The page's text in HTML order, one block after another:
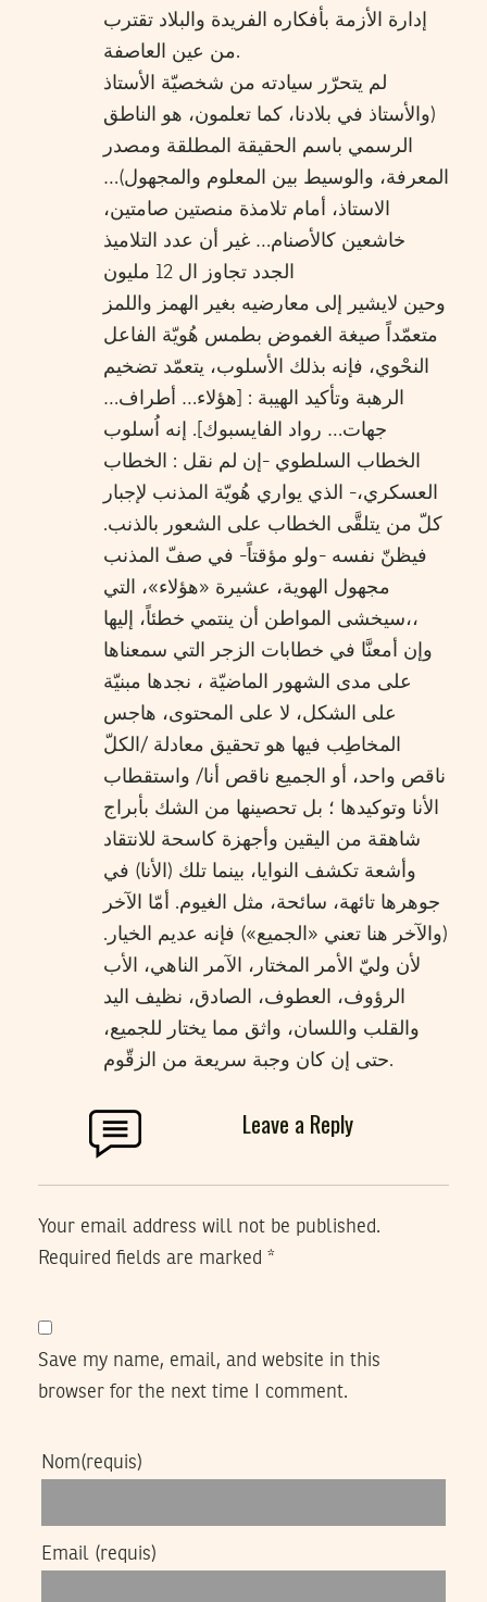
إدارة الأزمة بأفكاره الفريدة والبلاد تقترب
من عين العاصفة.
لم يتحرّر سيادته من شخصيّة الأستاذ
(والأستاذ في بلادنا، كما تعلمون، هو الناطق
الرسمي باسم الحقيقة المطلقة ومصدر
المعرفة، والوسيط بين المعلوم والمجهول)…
الاستاذ، أمام تلامذة منصتين صامتين،
خاشعين كالأصنام… غير أن عدد التلاميذ
الجدد تجاوز ال 12 مليون
وحين لايشير إلى معارضيه بغير الهمز واللمز
متعمّداً صيغة الغموض بطمس هُويّة الفاعل
النحْوي، فإنه بذلك الأسلوب، يتعمّد تضخيم
الرهبة وتأكيد الهيبة : [هؤلاء… أطراف…
جهات… رواد الفايسبوك]. إنه اُسلوب
الخطاب السلطوي -إن لم نقل : الخطاب
العسكري،- الذي يواري هُويّة المذنب لإجبار
كلّ من يتلقَّى الخطاب على الشعور بالذنب.
فيظنّ نفسه -ولو مؤقتاً- في صفّ المذنب
مجهول الهوية، عشيرة «هؤلاء»، التي
سيخشى المواطن أن ينتمي خطئاً، إليها،،
وإن أمعنَّا في خطابات الزجر التي سمعناها
على مدى الشهور الماضيّة ، نجدها مبنيّة
على الشكل، لا على المحتوى، هاجس
المخاطِب فيها هو تحقيق معادلة /الكلّ
ناقص واحد، أو الجميع ناقص أنا/ واستقطاب
الأنا وتوكيدها ؛ بل تحصينها من الشك بأبراج
شاهقة من اليقين وأجهزة كاسحة للانتقاد
وأشعة تكشف النوايا، بينما تلك (الأنا) في
جوهرها تائهة، سائحة، مثل الغيوم. أمّا الآخر
(والآخر هنا تعني «الجميع») فإنه عديم الخيار.
لأن وليّ الأمر المختار، الآمر الناهي، الأب
الرؤوف، العطوف، الصادق، نظيف اليد
والقلب واللسان، واثق مما يختار للجميع،
حتى إن كان وجبة سريعة من الزقّوم.
Leave a Reply
Your email address will not be published.
Required fields are marked *
Save my name, email, and website in this
browser for the next time I comment.
Nom(requis)
Email (requis)